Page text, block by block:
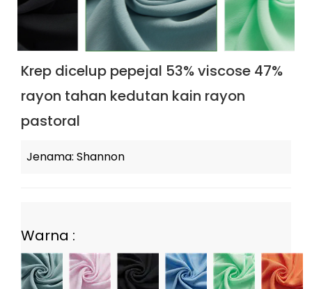
Krep dicelup pepejal 53% viscose 47%
rayon tahan kedutan kain rayon
pastoral
Jenama: Shannon
Warna :